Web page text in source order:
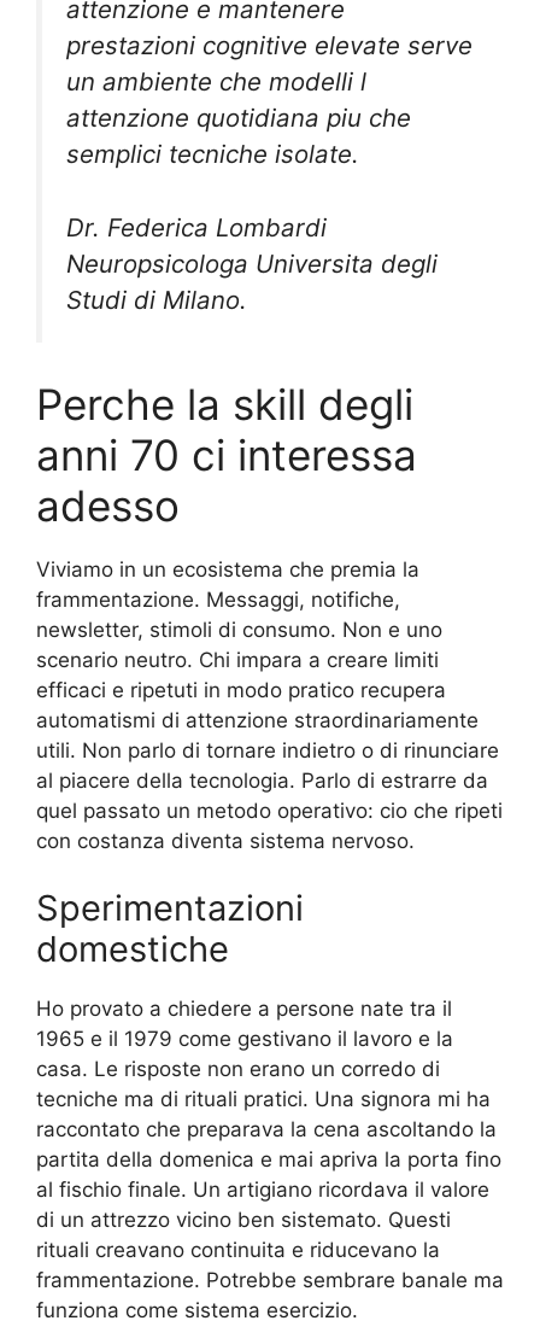
attenzione e mantenere
prestazioni cognitive elevate serve
un ambiente che modelli l
attenzione quotidiana piu che
semplici tecniche isolate.
Dr. Federica Lombardi
Neuropsicologa Universita degli
Studi di Milano.
Perche la skill degli
anni 70 ci interessa
adesso
Viviamo in un ecosistema che premia la
frammentazione. Messaggi, notifiche,
newsletter, stimoli di consumo. Non e uno
scenario neutro. Chi impara a creare limiti
efficaci e ripetuti in modo pratico recupera
automatismi di attenzione straordinariamente
utili. Non parlo di tornare indietro o di rinunciare
al piacere della tecnologia. Parlo di estrarre da
quel passato un metodo operativo: cio che ripeti
con costanza diventa sistema nervoso.
Sperimentazioni
domestiche
Ho provato a chiedere a persone nate tra il
1965 e il 1979 come gestivano il lavoro e la
casa. Le risposte non erano un corredo di
tecniche ma di rituali pratici. Una signora mi ha
raccontato che preparava la cena ascoltando la
partita della domenica e mai apriva la porta fino
al fischio finale. Un artigiano ricordava il valore
di un attrezzo vicino ben sistemato. Questi
rituali creavano continuita e riducevano la
frammentazione. Potrebbe sembrare banale ma
funziona come sistema esercizio.